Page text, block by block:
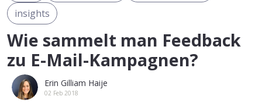
insights
Wie sammelt man Feedback
zu E-Mail-Kampagnen?
Erin Gilliam Haije
02 Feb 2018